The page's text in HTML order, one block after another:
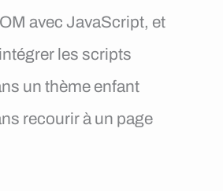
avec JavaScript, et
les scripts
un thème enfant
recourir à un page